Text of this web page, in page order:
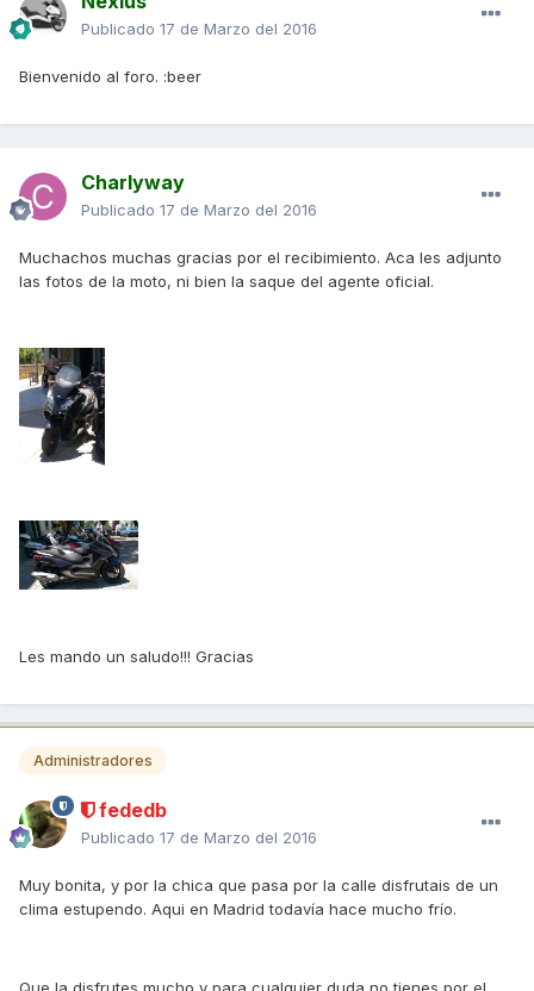
Publicado 17 de Marzo del 2016
Bienvenido al foro. :beer
Charlyway
Publicado 17 de Marzo del 2016
Muchachos muchas gracias por el recibimiento. Aca les adjunto
las fotos de la moto, ni bien la saque del agente oficial.
Les mando un saludo!!! Gracias
Administradores
fededb
Publicado 17 de Marzo del 2016
Muy bonita, y por la chica que pasa por la calle disfrutais de un
clima estupendo. Aqui en Madrid todavía hace mucho frío.
Que la disfrutes mucho y para cualquier duda no tienes por el